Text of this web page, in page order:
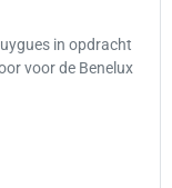
in opdracht
voor de Benelux